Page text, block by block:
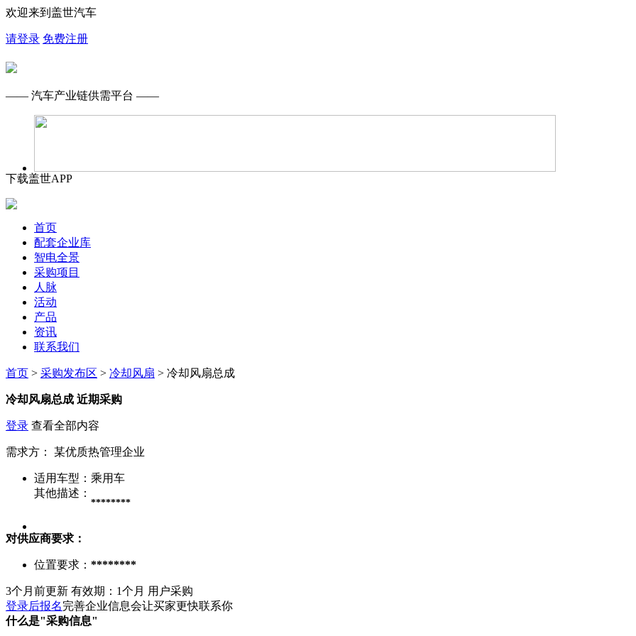
欢迎来到盖世汽车
请登录 免费注册
—— 汽车产业链供需平台 ——
下载盖世APP
首页
配套企业库
智电全景
采购项目
人脉
活动
产品
资讯
联系我们
首页 > 采购发布区 > 冷却风扇 > 冷却风扇总成
冷却风扇总成 近期采购
登录 查看全部内容
需求方： 某优质热管理企业
适用车型： 乘用车
其他描述：
********
对供应商要求：
位置要求： ********
3个月前更新 有效期：1个月 用户采购
登录后报名完善企业信息会让买家更快联系你
什么是"采购信息"